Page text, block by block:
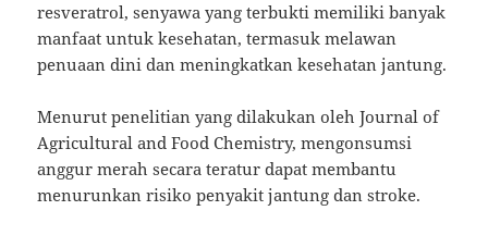
resveratrol, senyawa yang terbukti memiliki banyak
manfaat untuk kesehatan, termasuk melawan
penuaan dini dan meningkatkan kesehatan jantung.
Menurut penelitian yang dilakukan oleh Journal of
Agricultural and Food Chemistry, mengonsumsi
anggur merah secara teratur dapat membantu
menurunkan risiko penyakit jantung dan stroke.